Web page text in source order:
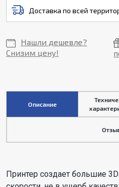
Доставка по всей
Нашли дешевле?
Снизим цену!
Описание
Принтер создает большие